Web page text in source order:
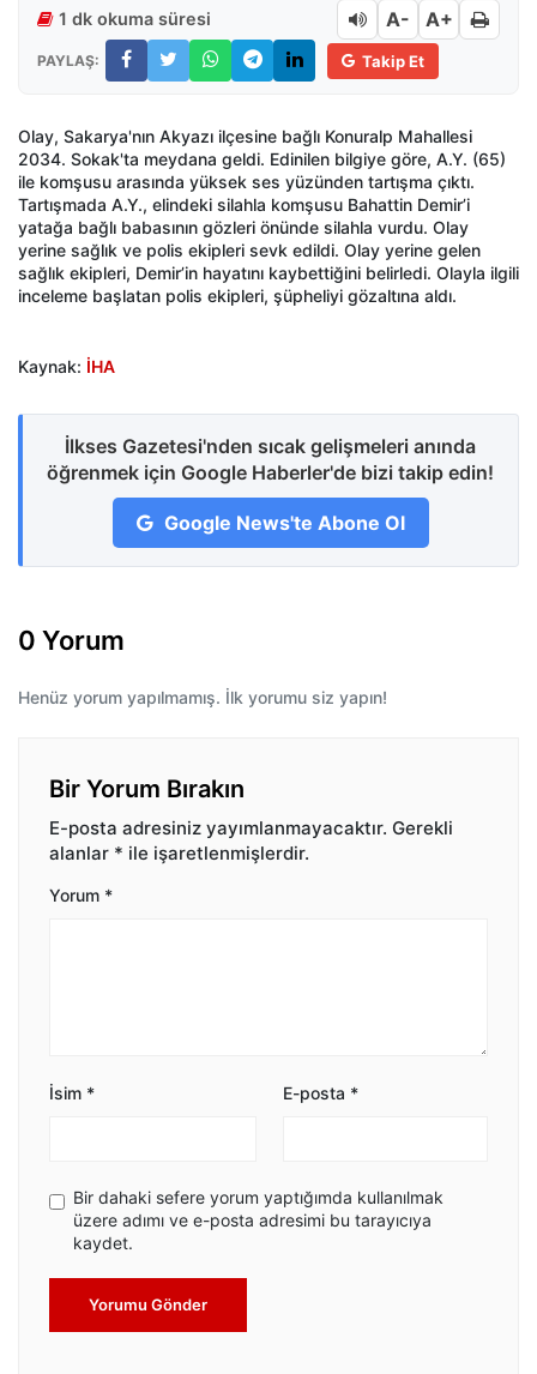
1 dk okuma süresi A- A+
PAYLAŞ: Takip Et
Olay, Sakarya'nın Akyazı ilçesine bağlı Konuralp Mahallesi
2034. Sokak'ta meydana geldi. Edinilen bilgiye göre, A.Y. (65)
ile komşusu arasında yüksek ses yüzünden tartışma çıktı.
Tartışmada A.Y., elindeki silahla komşusu Bahattin Demir’i
yatağa bağlı babasının gözleri önünde silahla vurdu. Olay
yerine sağlık ve polis ekipleri sevk edildi. Olay yerine gelen
sağlık ekipleri, Demir’in hayatını kaybettiğini belirledi. Olayla ilgili
inceleme başlatan polis ekipleri, şüpheliyi gözaltına aldı.
Kaynak: İHA
İlkses Gazetesi'nden sıcak gelişmeleri anında
öğrenmek için Google Haberler'de bizi takip edin!
Google News'te Abone Ol
0 Yorum
Henüz yorum yapılmamış. İlk yorumu siz yapın!
Bir Yorum Bırakın
E-posta adresiniz yayımlanmayacaktır. Gerekli
alanlar * ile işaretlenmişlerdir.
Yorum *
İsim * E-posta *
Bir dahaki sefere yorum yaptığımda kullanılmak
üzere adımı ve e-posta adresimi bu tarayıcıya
kaydet.
Yorumu Gönder